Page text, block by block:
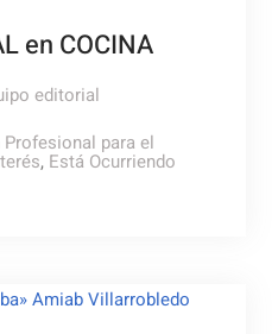
en COCINA
editorial
para el
, Está Ocurriendo